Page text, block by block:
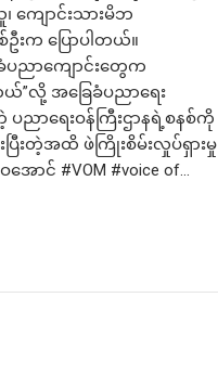
ကျောင်းသားမိဘ
က ပြောပါတယ်။
ညာကျောင်းတွေက
လို့ အခြေခံပညာရေး
ညာရေးဝန်ကြီးဌာနရဲ့စနစ်ကို
ြီးတဲ့အထိ ဖဲကြိုးစိမ်းလှုပ်ရှားမှု
င် #VOM #voice of…
ည်းကြီး